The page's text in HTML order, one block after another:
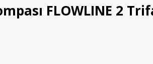
FLOWLINE 2